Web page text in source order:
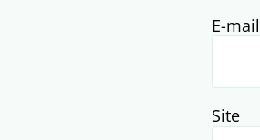
E-mail
Site